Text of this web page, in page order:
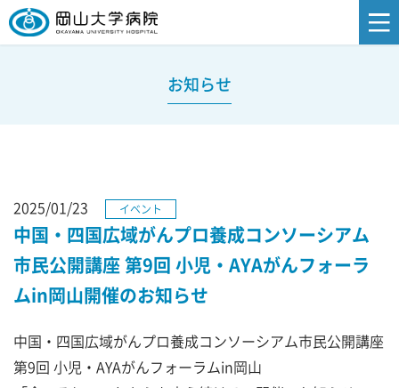
お知らせ
2025/01/23 イベント
中国・四国広域がんプロ養成コンソーシアム
市民公開講座 第9回 小児・AYAがんフォーラ
ムin岡山開催のお知らせ
中国・四国広域がんプロ養成コンソーシアム市民公開講座
第9回 小児・AYAがんフォーラムin岡山